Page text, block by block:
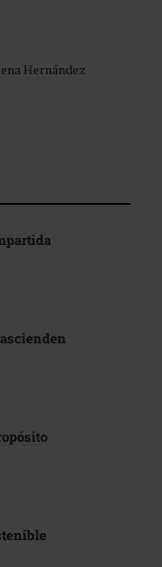
Hernández